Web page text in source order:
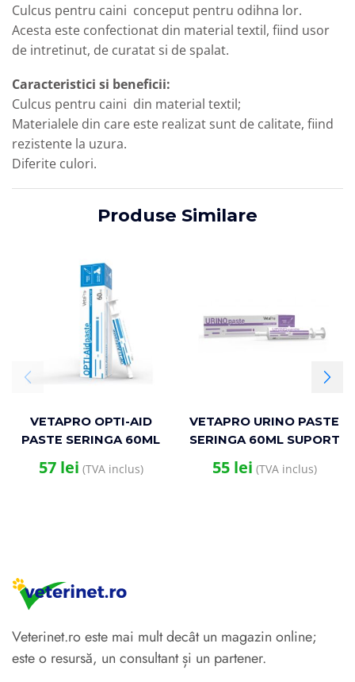
Culcus pentru caini conceput pentru odihna lor.
Acesta este confectionat din material textil, fiind usor
de intretinut, de curatat si de spalat.
Caracteristici si beneficii:
Culcus pentru caini din material textil;
Materialele din care este realizat sunt de calitate, fiind
rezistente la uzura.
Diferite culori.
Produse Similare
VETAPRO OPTI-AID
PASTE SERINGA 60ML
COMPLEX
MULTIVITAMINE SI
57 lei (TVA inclus)
VETAPRO URINO PASTE
SERINGA 60ML SUPORT
URINAR CAINI SI PISICI
55 lei (TVA inclus)
Veterinet.ro este mai mult decât un magazin online;
este o resursă, un consultant și un partener.